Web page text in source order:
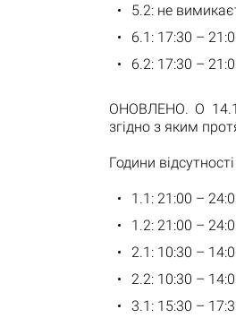
5.2: не
6.1: 17:30 –
6.2: 17:30 –
ОНОВЛЕНО. О
згідно з яким
Години
1.1: 21:00 –
1.2: 21:00 –
2.1: 10:30 –
2.2: 10:30 –
3.1: 15:30 –